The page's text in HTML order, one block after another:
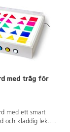
med tråg för
med ett smart
och kladdig lek.